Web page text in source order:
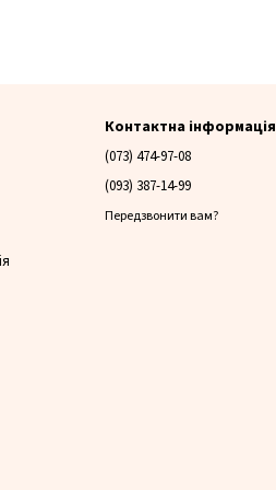
Контактна інформація
(073) 474-97-08
(093) 387-14-99
Передзвонити вам?